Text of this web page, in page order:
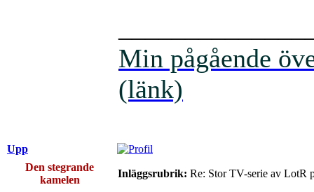
Min pågående
(länk)
Upp
Den stegrande
kamelen
Inläggsrubrik: Re: Stor TV-serie av LotR